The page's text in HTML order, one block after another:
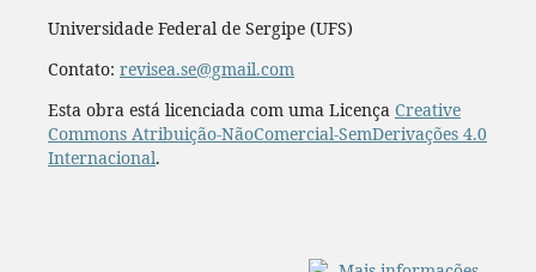
Universidade Federal de Sergipe (UFS)
Contato: revisea.se@gmail.com
Esta obra está licenciada com uma Licença Creative
Commons Atribuição-NãoComercial-SemDerivações 4.0
Internacional.